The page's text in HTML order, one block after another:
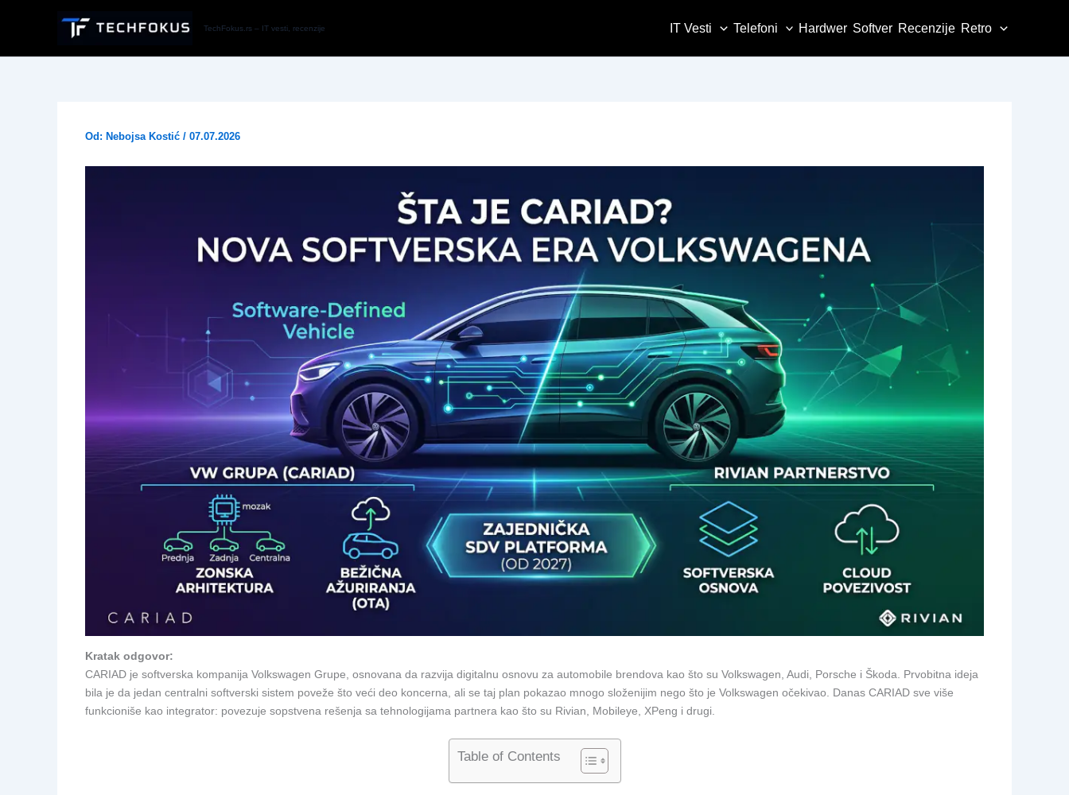
TechFokus.rs – IT vesti, recenzije IT Vesti Telefoni Hardwer Softver Recenzije Retro
Od: Nebojsa Kostić / 07.07.2026
Kratak odgovor:
CARIAD je softverska kompanija Volkswagen Grupe, osnovana da razvija digitalnu osnovu za automobile brendova kao što su Volkswagen, Audi, Porsche i Škoda. Prvobitna ideja
bila je da jedan centralni softverski sistem poveže što veći deo koncerna, ali se taj plan pokazao mnogo složenijim nego što je Volkswagen očekivao. Danas CARIAD sve više
funkcioniše kao integrator: povezuje sopstvena rešenja sa tehnologijama partnera kao što su Rivian, Mobileye, XPeng i drugi.
Table of Contents